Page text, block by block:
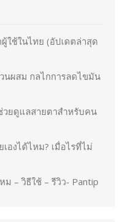
ใช้ในไทย (อัปเดตล่าสุด
วนผสม กลไกการลดไขมัน
วยดูแลสายตาสำหรับคน
องได้ไหม? เมื่อไรที่ไม่
ม – วิธีใช้ – รีวิว- Pantip